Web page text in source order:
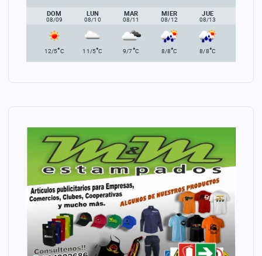
DOM
08/09
LUN
08/10
MAR
08/11
MIER
08/12
JUE
08/13
12/5°C 11/5°C 9/7°C 8/8°C 8/8°C